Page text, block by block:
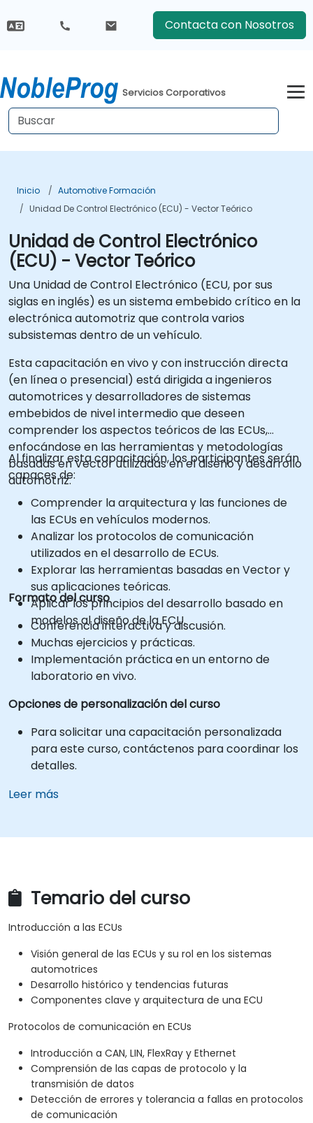
Contacta con Nosotros
Servicios Corporativos
Inicio
Automotive Formación
Unidad De Control Electrónico (ECU) - Vector Teórico
Unidad de Control Electrónico
(ECU) - Vector Teórico
Una Unidad de Control Electrónico (ECU, por sus
siglas en inglés) es un sistema embebido crítico en la
electrónica automotriz que controla varios
subsistemas dentro de un vehículo.
Esta capacitación en vivo y con instrucción directa
(en línea o presencial) está dirigida a ingenieros
automotrices y desarrolladores de sistemas
embebidos de nivel intermedio que deseen
comprender los aspectos teóricos de las ECUs,
enfocándose en las herramientas y metodologías
basadas en Vector utilizadas en el diseño y desarrollo
automotriz.
Al finalizar esta capacitación, los participantes serán
capaces de:
Comprender la arquitectura y las funciones de
las ECUs en vehículos modernos.
Analizar los protocolos de comunicación
utilizados en el desarrollo de ECUs.
Explorar las herramientas basadas en Vector y
sus aplicaciones teóricas.
Aplicar los principios del desarrollo basado en
modelos al diseño de la ECU.
Formato del curso
Conferencia interactiva y discusión.
Muchas ejercicios y prácticas.
Implementación práctica en un entorno de
laboratorio en vivo.
Opciones de personalización del curso
Para solicitar una capacitación personalizada
para este curso, contáctenos para coordinar los
detalles.
Leer más
Temario del curso
Introducción a las ECUs
Visión general de las ECUs y su rol en los sistemas
automotrices
Desarrollo histórico y tendencias futuras
Componentes clave y arquitectura de una ECU
Protocolos de comunicación en ECUs
Introducción a CAN, LIN, FlexRay y Ethernet
Comprensión de las capas de protocolo y la
transmisión de datos
Detección de errores y tolerancia a fallas en protocolos
de comunicación